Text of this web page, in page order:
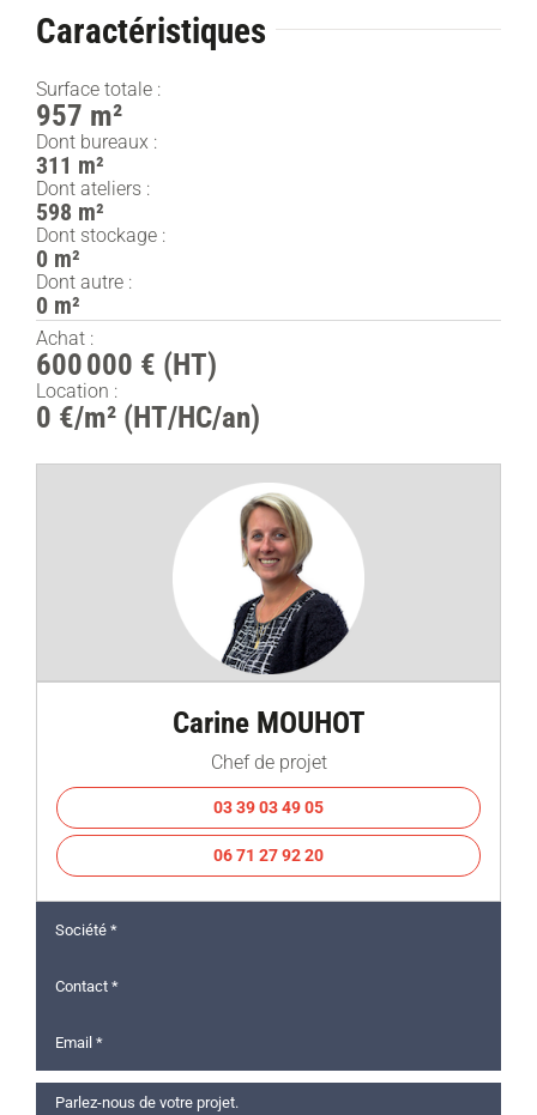
Caractéristiques
Surface totale :
957 m²
Dont bureaux :
311 m²
Dont ateliers :
598 m²
Dont stockage :
0 m²
Dont autre :
0 m²
Achat :
600 000 € (HT)
Location :
0 €/m² (HT/HC/an)
Carine MOUHOT
Chef de projet
03 39 03 49 05
06 71 27 92 20